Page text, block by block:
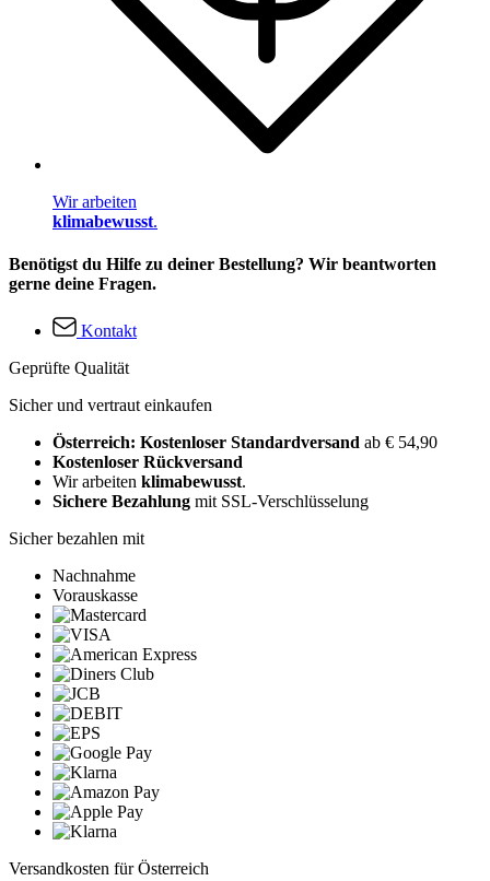
Wir arbeiten
klimabewusst.
Benötigst du Hilfe zu deiner Bestellung? Wir beantworten
gerne deine Fragen.
Kontakt
Geprüfte Qualität
Sicher und vertraut einkaufen
Österreich: Kostenloser Standardversand ab € 54,90
Kostenloser Rückversand
Wir arbeiten klimabewusst.
Sichere Bezahlung mit SSL-Verschlüsselung
Sicher bezahlen mit
Nachnahme
Vorauskasse
Versandkosten für Österreich